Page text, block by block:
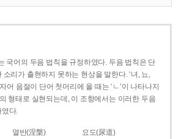
국어의 두음 법칙을 규정하였다. 두음 법칙은 단
소리가 출현하지 못하는 현상을 말한다. ‘녀, 뇨,
어 음절이 단어 첫머리에 올 때는 ‘ㄴ’이 나타나지
의 형태로 실현되는데, 이 조항에서는 이러한 두음
였다.
열반(涅槃)
요도(尿道)